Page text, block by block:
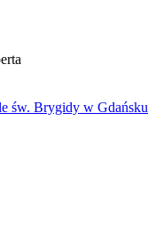
św. Brygidy w Gdańsku